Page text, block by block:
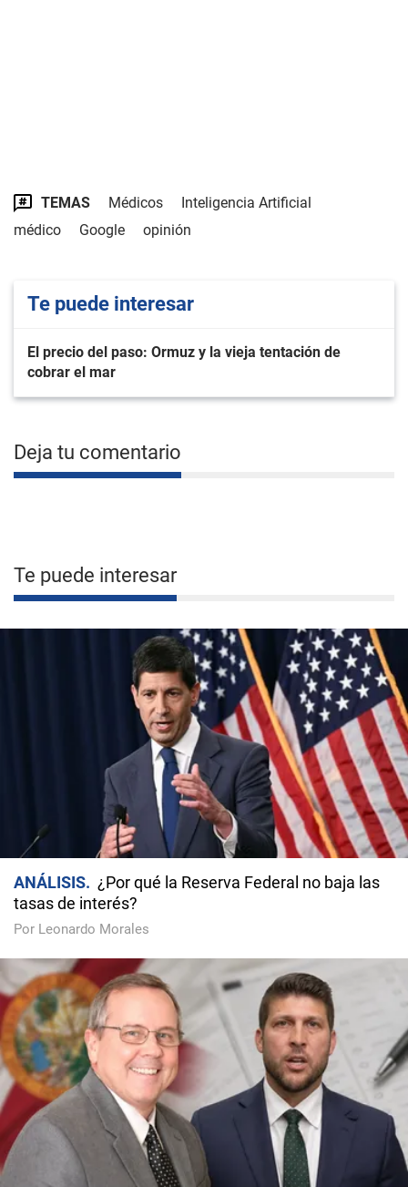
TEMAS Médicos
Inteligencia Artificial
médico
Google opinión
Te puede interesar
El precio del paso: Ormuz y la vieja tentación de
cobrar el mar
Deja tu comentario
Te puede interesar
ANÁLISIS
¿Por qué la Reserva Federal no baja las
tasas de interés?
Por Leonardo Morales